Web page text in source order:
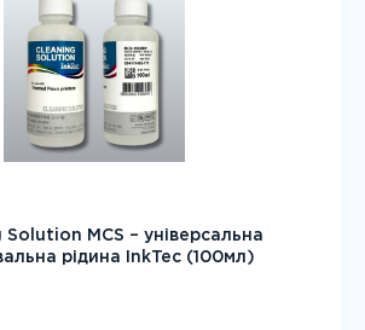
Solution MCS – універсальна
рідина InkTec (100мл)